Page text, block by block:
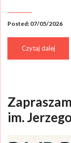
Posted: 07/05/2026
Czytaj dalej
im.